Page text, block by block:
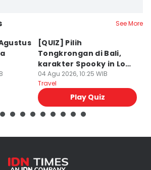
See More
[QUIZ] Pilih
Tongkrongan di Bali,
karakter Spooky in Love
Ini Mirip Kamu
04 Agu 2026, 10:25 WIB
Travel
Play Quiz